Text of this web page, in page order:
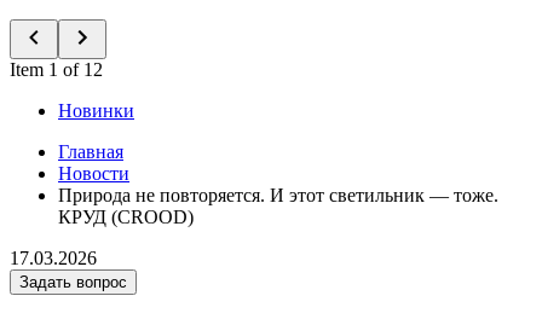
Item 1 of 12
Новинки
Главная
Новости
Природа не повторяется. И этот светильник — тоже.
КРУД (CROOD)
17.03.2026
Задать вопрос